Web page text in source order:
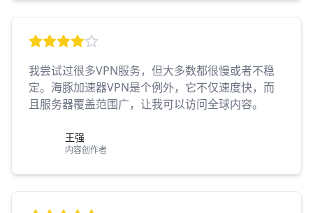
我尝试过很多VPN服务，但大多数都很慢或者不稳
定。海豚加速器VPN是个例外，它不仅速度快，而
且服务器覆盖范围广，让我可以访问全球内容。
王强
内容创作者